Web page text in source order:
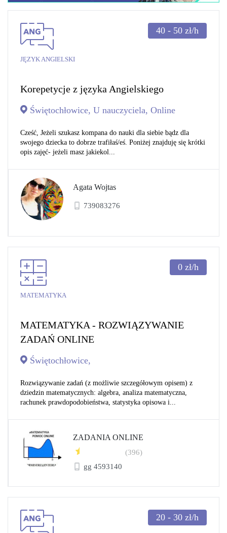
JĘZYK ANGIELSKI
40 - 50 zł/h
Korepetycje z języka Angielskiego
Świętochłowice, U nauczyciela, Online
Cześć, Jeżeli szukasz kompana do nauki dla siebie bądz dla
swojego dziecka to dobrze trafiłaś/eś. Poniżej znajduję się krótki
opis zajęć- jeżeli masz jakiekol...
Agata Wojtas
739083276
MATEMATYKA
0 zł/h
MATEMATYKA - ROZWIĄZYWANIE
ZADAŃ ONLINE
Świętochłowice,
Rozwiązywanie zadań (z możliwie szczegółowym opisem) z
dziedzin matematycznych: algebra, analiza matematyczna,
rachunek prawdopodobieństwa, statystyka opisowa i...
ZADANIA ONLINE
(396)
gg 4593140
20 - 30 zł/h